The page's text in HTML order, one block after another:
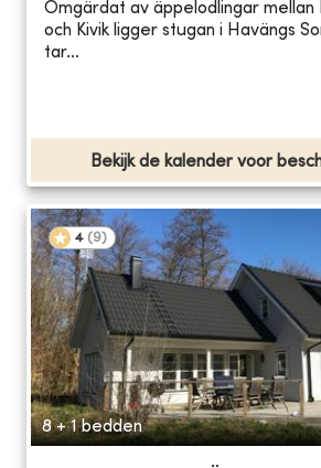
Omgärdat av äppelodlingar mellan
och Kivik ligger stugan i Havängs
tar...
Bekijk de kalender voor
4 (9)
8 + 1 bedden